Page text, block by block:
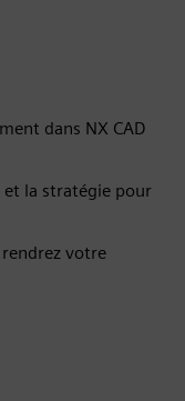
dans NX CAD
et la stratégie pour
votre